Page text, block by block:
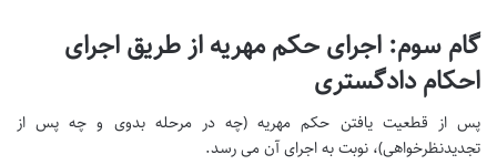
گام سوم: اجرای حکم مهریه از طریق اجرای
احکام دادگستری
پس از قطعیت یافتن حکم مهریه (چه در مرحله بدوی و چه پس از
تجدیدنظرخواهی)، نوبت به اجرای آن می رسد.